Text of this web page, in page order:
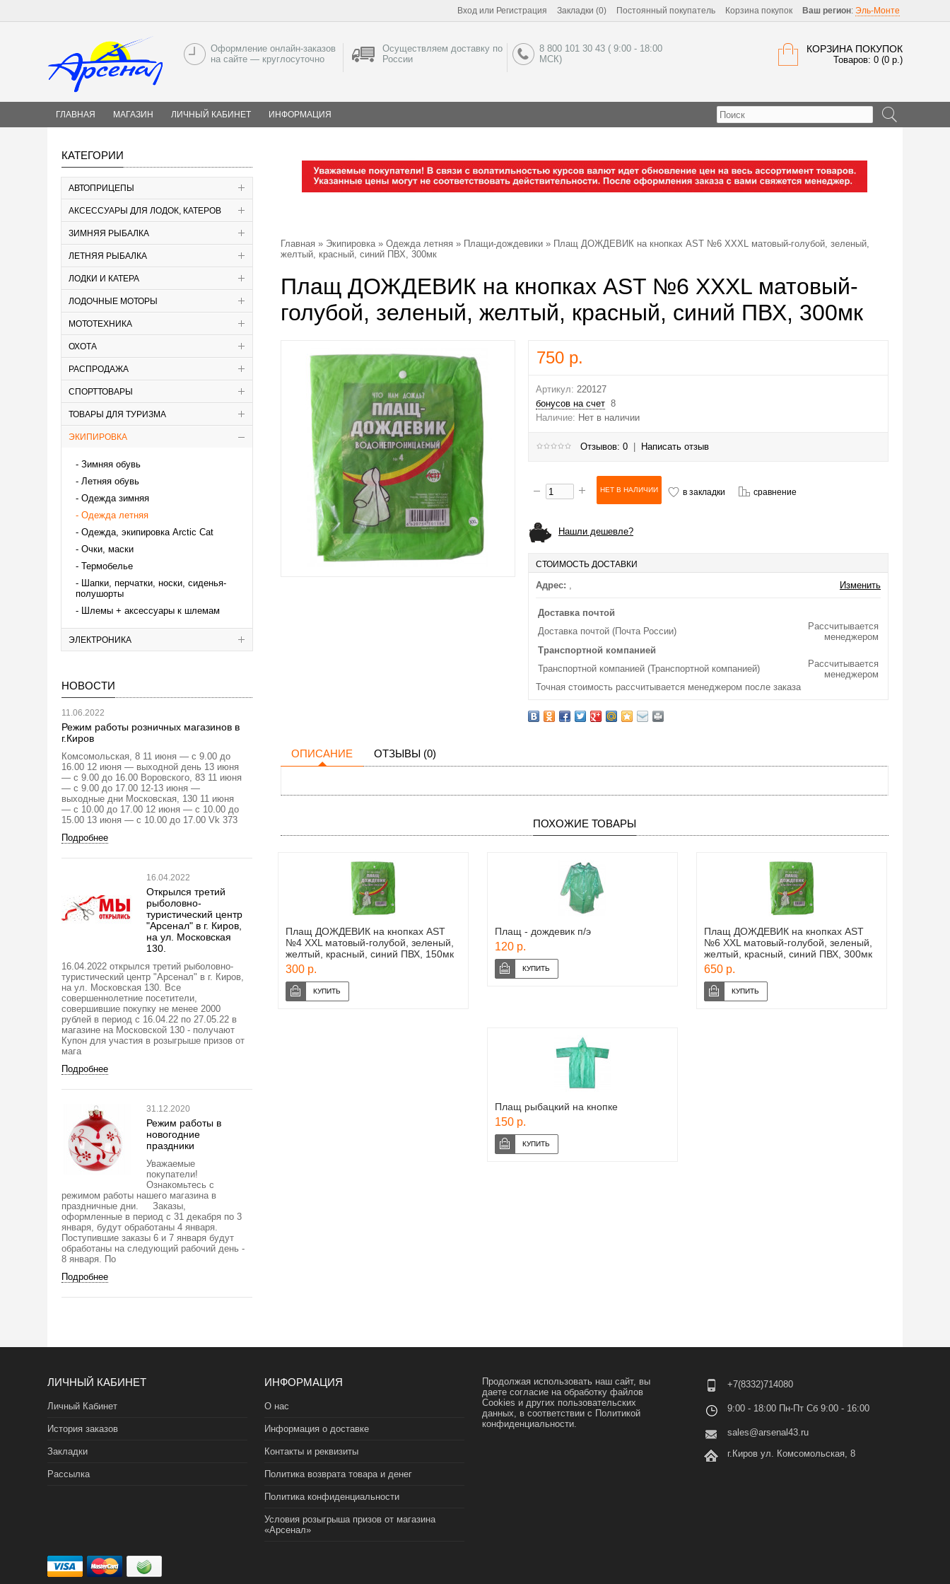
Вход или Регистрация Закладки (0) Постоянный покупатель Корзина покупок Ваш регион: Эль-Монте
КОРЗИНА ПОКУПОК
Товаров: 0 (0 р.)
Оформление онлайн-заказов
на сайте — круглосуточно
Осуществляем доставку по
России
8 800 101 30 43 ( 9:00 - 18:00
МСК)
ГЛАВНАЯ МАГАЗИН ЛИЧНЫЙ КАБИНЕТ ИНФОРМАЦИЯ
КАТЕГОРИИ
АВТОПРИЦЕПЫ
АКСЕССУАРЫ ДЛЯ ЛОДОК, КАТЕРОВ
ЗИМНЯЯ РЫБАЛКА
ЛЕТНЯЯ РЫБАЛКА
ЛОДКИ И КАТЕРА
ЛОДОЧНЫЕ МОТОРЫ
МОТОТЕХНИКА
ОХОТА
РАСПРОДАЖА
СПОРТТОВАРЫ
ТОВАРЫ ДЛЯ ТУРИЗМА
ЭКИПИРОВКА
Зимняя обувь
Летняя обувь
Одежда зимняя
Одежда летняя
Одежда, экипировка Аrctic Cat
Очки, маски
Термобелье
Шапки, перчатки, носки, сиденья-
полушорты
Шлемы + аксессуары к шлемам
ЭЛЕКТРОНИКА
НОВОСТИ
11.06.2022
Режим работы розничных магазинов в
г.Киров
Комсомольская, 8 11 июня — с 9.00 до
16.00 12 июня — выходной день 13 июня
— с 9.00 до 16.00 Воровского, 83 11 июня
— с 9.00 до 17.00 12-13 июня —
выходные дни Московская, 130 11 июня
— с 10.00 до 17.00 12 июня — с 10.00 до
15.00 13 июня — с 10.00 до 17.00 Vk 373
Подробнее
16.04.2022
Открылся третий
рыболовно-
туристический центр
"Арсенал" в г. Киров,
на ул. Московская
130.
16.04.2022 открылся третий рыболовно-
туристический центр "Арсенал" в г. Киров,
на ул. Московская 130. Все
совершеннолетние посетители,
совершившие покупку не менее 2000
рублей в период с 16.04.22 по 27.05.22 в
магазине на Московской 130 - получают
Купон для участия в розыгрыше призов от
мага
Подробнее
31.12.2020
Режим работы в
новогодние
праздники
Уважаемые
покупатели!
Ознакомьтесь с
режимом работы нашего магазина в
праздничные дни. Заказы,
оформленные в период с 31 декабря по 3
января, будут обработаны 4 января.
Поступившие заказы 6 и 7 января будут
обработаны на следующий рабочий день -
8 января. По
Подробнее
Главная » Экипировка» Одежда летняя » Плащи-дождевики » Плащ ДОЖДЕВИК на кнопках AST №6 XХХL матовый-голубой, зеленый,
желтый, красный, синий ПВХ, 300мк
Плащ ДОЖДЕВИК на кнопках AST №6 XХХL матовый-
голубой, зеленый, желтый, красный, синий ПВХ, 300мк
750 р.
Артикул: 220127
бонусов на счет 8
Наличие: Нет в наличии
Отзывов: 0 Написать отзыв
в закладки сравнение
Нашли дешевле?
СТОИМОСТЬ ДОСТАВКИ
Адрес: , Изменить
Доставка почтой
Доставка почтой (Почта России)
Рассчитывается
менеджером
Транспортной компанией
Транспортной компанией (Транспортной компанией)
Рассчитывается
менеджером
Точная стоимость рассчитывается менеджером после заказа
ОПИСАНИЕ ОТЗЫВЫ (0)
ПОХОЖИЕ ТОВАРЫ
Плащ ДОЖДЕВИК на кнопках AST
№4 ХХL матовый-голубой, зеленый,
желтый, красный, синий ПВХ, 150мк
300 р.
Плащ - дождевик п/э
120 р.
Плащ ДОЖДЕВИК на кнопках AST
№6 ХХL матовый-голубой, зеленый,
желтый, красный, синий ПВХ, 300мк
650 р.
Плащ рыбацкий на кнопке
150 р.
ЛИЧНЫЙ КАБИНЕТ
Личный Кабинет
История заказов
Закладки
Рассылка
ИНФОРМАЦИЯ
О нас
Информация о доставке
Контакты и реквизиты
Политика возврата товара и денег
Политика конфиденциальности
Условия розыгрыша призов от магазина
«Арсенал»
Продолжая использовать наш сайт, вы
даете согласие на обработку файлов
Cookies и других пользовательских
данных, в соответствии с Политикой
конфиденциальности.
+7(8332)714080
9:00 - 18:00 Пн-Пт Сб 9:00 - 16:00
sales@arsenal43.ru
г.Киров ул. Комсомольская, 8